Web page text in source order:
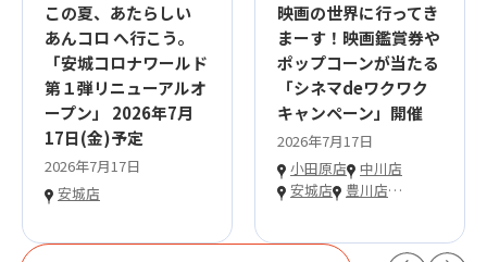
この夏、あたらしい
あんコロ へ行こう。
「安城コロナワールド
第１弾リニューアルオ
ープン」 2026年7月
17日(金)予定
2026年7月17日
安城店
映画の世界に行ってき
まーす！映画鑑賞券や
ポップコーンが当たる
「シネマdeワクワク
キャンペーン」開催
2026年7月17日
小田原店
中川店
安城店
豊川店…